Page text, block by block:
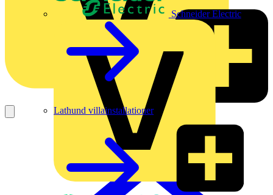
Schneider Electric
Lathund villainstallationer